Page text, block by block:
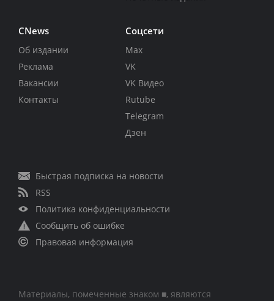
CNews
Об издании
Реклама
Вакансии
Контакты
Соцсети
Max
VK
VK Видео
Rutube
Telegram
Дзен
Быстрая подписка на новости
RSS
Политика конфиденциальности
Сообщить об ошибке
Правовая информация
Материалы, помеченные знаком ■, являются